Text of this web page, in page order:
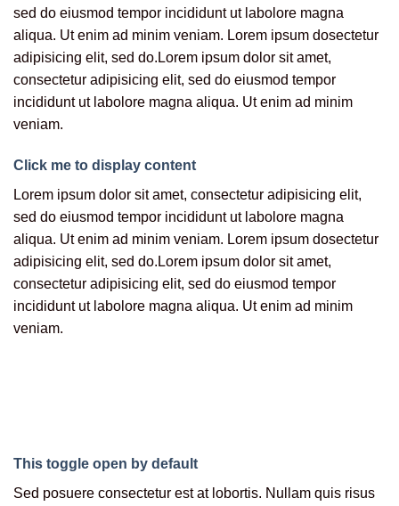
sed do eiusmod tempor incididunt ut labolore magna
aliqua. Ut enim ad minim veniam. Lorem ipsum dosectetur
adipisicing elit, sed do.Lorem ipsum dolor sit amet,
consectetur adipisicing elit, sed do eiusmod tempor
incididunt ut labolore magna aliqua. Ut enim ad minim
veniam.
Click me to display content
Lorem ipsum dolor sit amet, consectetur adipisicing elit,
sed do eiusmod tempor incididunt ut labolore magna
aliqua. Ut enim ad minim veniam. Lorem ipsum dosectetur
adipisicing elit, sed do.Lorem ipsum dolor sit amet,
consectetur adipisicing elit, sed do eiusmod tempor
incididunt ut labolore magna aliqua. Ut enim ad minim
veniam.
This toggle open by default
Sed posuere consectetur est at lobortis. Nullam quis risus